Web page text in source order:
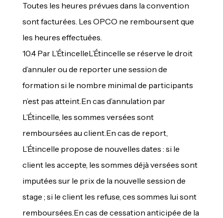
Toutes les heures prévues dans la convention
sont facturées. Les OPCO ne remboursent que
les heures effectuées.
10.4 Par L’ÉtincelleL’Étincelle se réserve le droit
d’annuler ou de reporter une session de
formation si le nombre minimal de participants
n’est pas atteint.En cas d’annulation par
L’Étincelle, les sommes versées sont
remboursées au client.En cas de report,
L’Étincelle propose de nouvelles dates : si le
client les accepte, les sommes déjà versées sont
imputées sur le prix de la nouvelle session de
stage ; si le client les refuse, ces sommes lui sont
remboursées.En cas de cessation anticipée de la